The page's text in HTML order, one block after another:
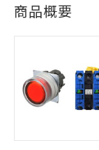
商品概要